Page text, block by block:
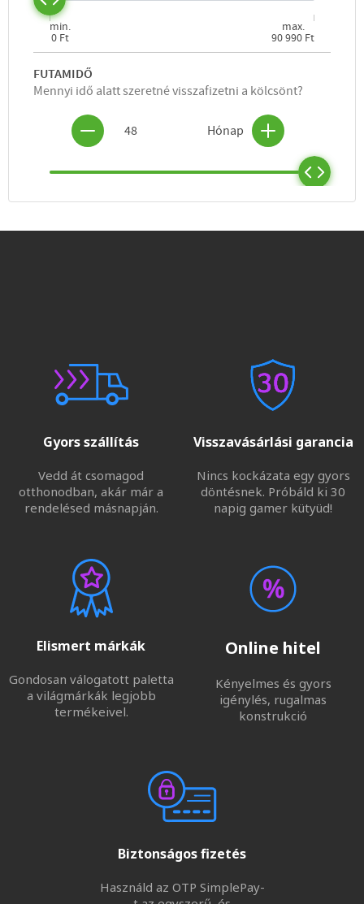
Gyors szállítás
Vedd át csomagod
otthonodban, akár már a
rendelésed másnapján.
Visszavásárlási garancia
Nincs kockázata egy gyors
döntésnek. Próbáld ki 30
napig gamer kütyüd!
Elismert márkák
Gondosan válogatott paletta
a világmárkák legjobb
termékeivel.
Online hitel
Kényelmes és gyors
igénylés, rugalmas
konstrukció
Biztonságos fizetés
Használd az OTP SimplePay-